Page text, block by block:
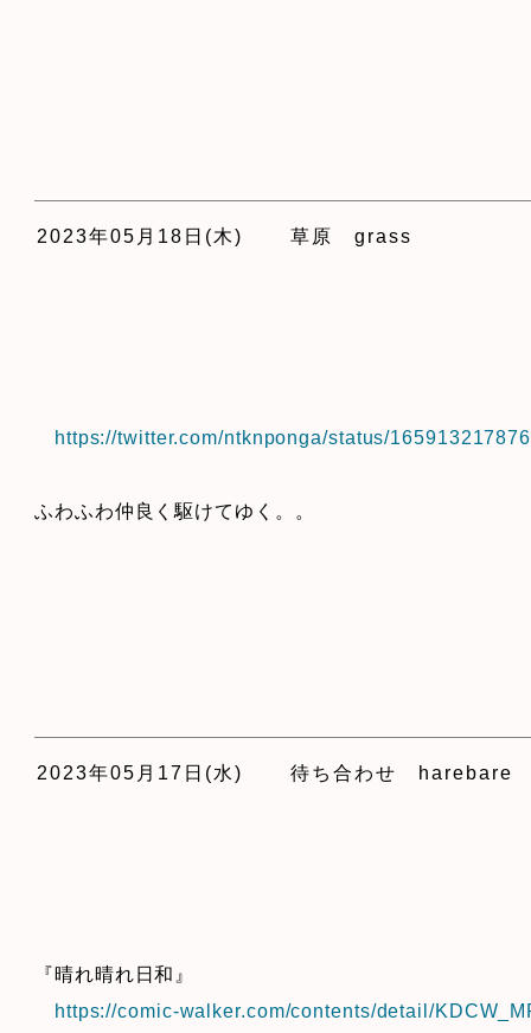
2023年05月18日(木) 草原 grass
https://twitter.com/ntknponga/status/
ふわふわ仲良く駆けてゆく。。
2023年05月17日(水) 待ち合わせ harebare
『晴れ晴れ日和』
https://comic-walker.com/contents/detail/